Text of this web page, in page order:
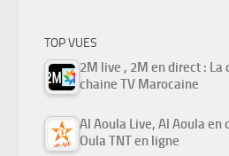
TOP VUES
2M live , 2M en direct : La
chaine TV Marocaine
Al Aoula Live, Al Aoula en
Oula TNT en ligne